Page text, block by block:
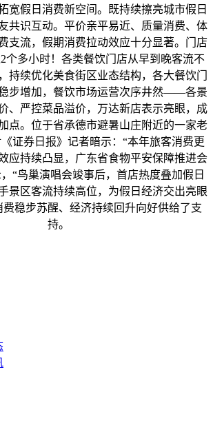
宽假日消费新空间。既持续擦亮城市假日
共识互动。平价亲平易近、质量消费、体
支流，假期消费拉动效应十分显著。门店
个多小时！各类餐饮门店从早到晚客流不
持续优化美食街区业态结构，各大餐饮门
步增加，餐饮市场运营次序井然——各景
、严控菜品溢价，万达新店表示亮眼，成
点。位于省承德市避暑山庄附近的一家老
证券日报》记者暗示：“本年旅客消费更
应持续凸显，广东省食物平安保障推进会
“鸟巢演唱会竣事后，首店热度叠加假日
景区客流持续高位，为假日经济交出亮眼
稳步苏醒、经济持续回升向好供给了支
持。